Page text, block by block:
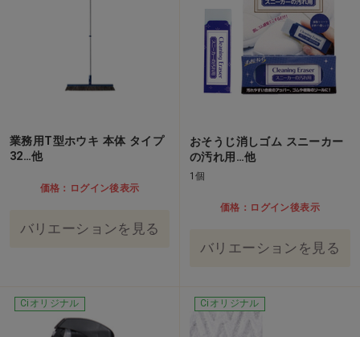
業務用T型ホウキ 本体 タイプ
32…他
価格：ログイン後表示
バリエーションを見る
おそうじ消しゴム スニーカー
の汚れ用…他
1個
価格：ログイン後表示
バリエーションを見る
Ciオリジナル Ciオリジナル